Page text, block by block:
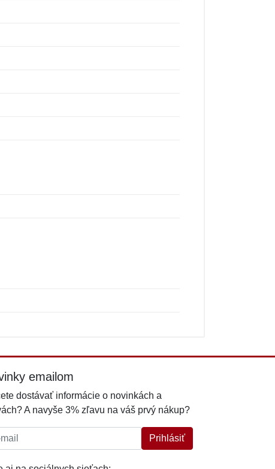
emailom
dostávať informácie o novinkách a
A navyše 3% zľavu na váš prvý nákup?
Prihlásiť